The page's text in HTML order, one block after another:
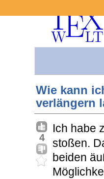
Wie kann
verlängern
4
Ich habe
stoßen.
beiden